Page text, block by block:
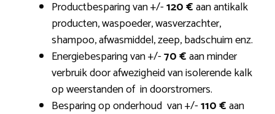
Productbesparing van+/-120 €aan antikalk
producten, waspoeder, wasverzachter,
shampoo, afwasmiddel, zeep, badschuim enz.
Energiebesparing van+/-70 €aan minder
verbruik door afwezigheid van isolerende kalk
op weerstanden of in doorstromers.
Besparing op onderhoud van+/-110 €aan